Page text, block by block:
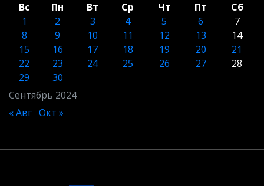
Сентябрь 2024
Вс Пн Вт Ср Чт Пт
Сб
1
2 3 4 5 6
7
8
9 10 11 12 13
14
15
16 17 18 19 20
21
22
23 24 25 26 27
28
29
30
« Авг Окт »